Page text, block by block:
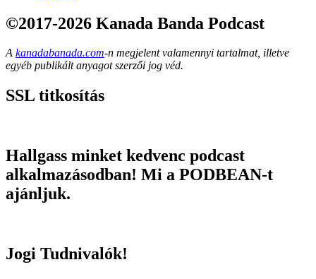
©2017-2026 Kanada Banda Podcast
A kanadabanada.com-n megjelent valamennyi tartalmat, illetve
egyéb publikált anyagot szerzői jog véd.
SSL titkosítás
Hallgass minket kedvenc podcast
alkalmazásodban! Mi a PODBEAN-t
ajánljuk.
Jogi Tudnivalók!